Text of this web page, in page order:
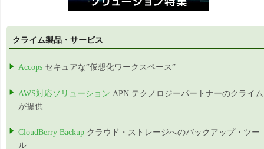
クライム製品・サービス
Accops セキュアな”仮想化ワークスペース”
AWS対応ソリューション APN テクノロジーパートナーのクライム
が提供
CloudBerry Backup クラウド・ストレージへのバックアップ・ツー
ル